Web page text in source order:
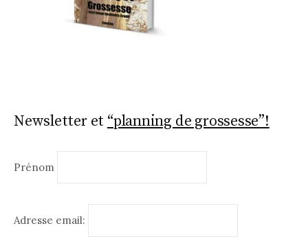
Newsletter et “planning de grossesse”!
Prénom
Adresse email: